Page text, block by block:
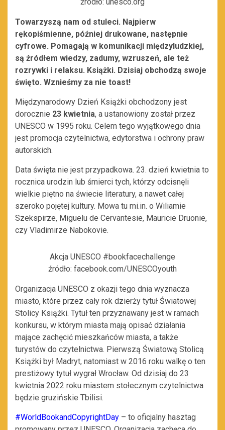
źródło: unesco.org
Towarzyszą nam od stuleci. Najpierw
rękopiśmienne, później drukowane, następnie
cyfrowe. Pomagają w komunikacji międzyludzkiej,
są źródłem wiedzy, zadumy, wzruszeń, ale też
rozrywki i relaksu. Książki. Dzisiaj obchodzą swoje
święto. Wznieśmy za nie toast!
Międzynarodowy Dzień Książki obchodzony jest
dorocznie 23 kwietnia, a ustanowiony został przez
UNESCO w 1995 roku. Celem tego wyjątkowego dnia
jest promocja czytelnictwa, edytorstwa i ochrony praw
autorskich.
Data święta nie jest przypadkowa. 23. dzień kwietnia to
rocznica urodzin lub śmierci tych, którzy odcisnęli
wielkie piętno na świecie literatury, a nawet całej
szeroko pojętej kultury. Mowa tu mi.in. o Wiliamie
Szekspirze, Miguelu de Cervantesie, Mauricie Druonie,
czy Vladimirze Nabokovie.
Akcja UNESCO #bookfacechallenge
źródło: facebook.com/UNESCOyouth
Organizacja UNESCO z okazji tego dnia wyznacza
miasto, które przez cały rok dzierży tytuł Światowej
Stolicy Książki. Tytuł ten przyznawany jest w ramach
konkursu, w którym miasta mają opisać działania
mające zachęcić mieszkańców miasta, a także
turystów do czytelnictwa. Pierwszą Światową Stolicą
Książki był Madryt, natomiast w 2016 roku walkę o ten
prestiżowy tytuł wygrał Wrocław. Od dzisiaj do 23
kwietnia 2022 roku miastem stołecznym czytelnictwa
będzie gruzińskie Tbilisi.
#WorldBookandCopyrightDay – to oficjalny hasztag